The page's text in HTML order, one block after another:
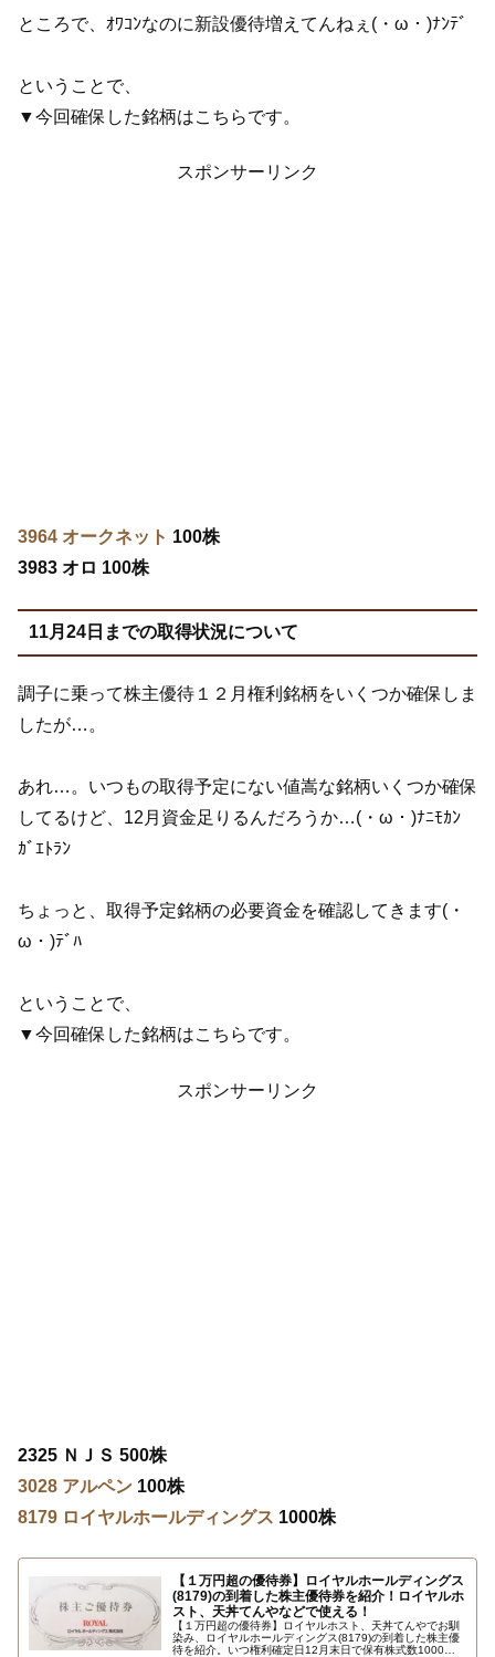
ところで、ｵﾜｺﾝなのに新設優待増えてんねぇ(・ω・)ﾅﾝﾃﾞ
ということで、
▼今回確保した銘柄はこちらです。
スポンサーリンク
3964 オークネット 100株
3983 オロ 100株
11月24日までの取得状況について
調子に乗って株主優待１２月権利銘柄をいくつか確保しま
したが…。
あれ…。いつもの取得予定にない値嵩な銘柄いくつか確保
してるけど、12月資金足りるんだろうか…(・ω・)ﾅﾆﾓｶﾝ
ｶﾞｴﾄﾗﾝ
ちょっと、取得予定銘柄の必要資金を確認してきます(・
ω・)ﾃﾞﾊ
ということで、
▼今回確保した銘柄はこちらです。
スポンサーリンク
2325 ＮＪＳ 500株
3028 アルペン 100株
8179 ロイヤルホールディングス 1000株
【１万円超の優待券】ロイヤルホールディングス
(8179)の到着した株主優待券を紹介！ロイヤルホ
スト、天丼てんやなどで使える！
【１万円超の優待券】ロイヤルホスト、天丼てんやでお馴
染み、ロイヤルホールディングス(8179)の到着した株主優
待を紹介。いつ権利確定日12月末日で保有株式数1000株